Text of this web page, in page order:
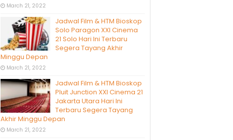
March 21, 2022
Jadwal Film & HTM Bioskop
Solo Paragon XXI Cinema
21 Solo Hari Ini Terbaru
Segera Tayang Akhir
Minggu Depan
March 21, 2022
Jadwal Film & HTM Bioskop
Pluit Junction XXI Cinema 21
Jakarta Utara Hari Ini
Terbaru Segera Tayang
Akhir Minggu Depan
March 21, 2022